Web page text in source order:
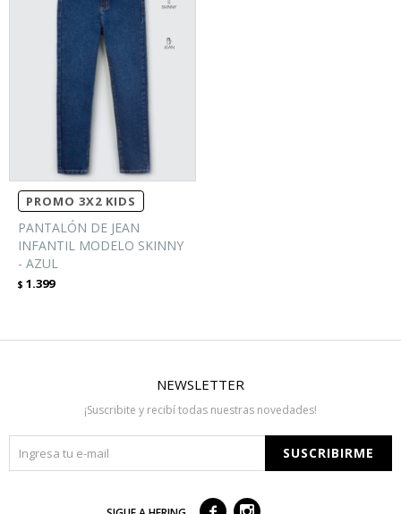
PROMO 3X2 KIDS
PANTALÓN DE JEAN
INFANTIL MODELO SKINNY
- AZUL
$ 1.399
NEWSLETTER
¡Suscribite y recibí todas nuestras novedades!
SUSCRIBIRME
 